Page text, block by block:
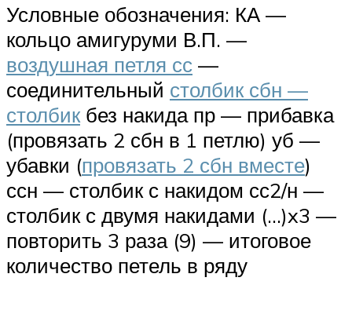
Условные обозначения: КА —
кольцо амигуруми В.П. —
воздушная петля сс —
соединительный столбик сбн —
столбик без накида пр — прибавка
(провязать 2 сбн в 1 петлю) уб —
убавки (провязать 2 сбн вместе)
ссн — столбик с накидом сс2/н —
столбик с двумя накидами (…)x3 —
повторить 3 раза (9) — итоговое
количество петель в ряду